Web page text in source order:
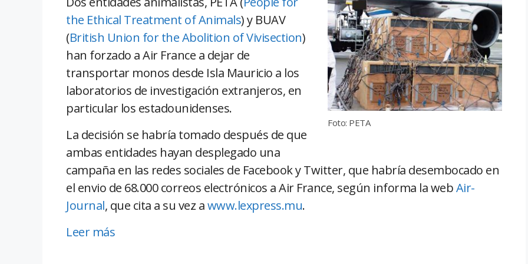
Foto: PETA
the Ethical Treatment of Animals) y BUAV
(British Union for the Abolition of Vivisection)
han forzado a Air France a dejar de
transportar monos desde Isla Mauricio a los
laboratorios de investigación extranjeros, en
particular los estadounidenses.
La decisión se habría tomado después de que
ambas entidades hayan desplegado una
campaña en las redes sociales de Facebook y Twitter, que habría desembocado en
el envio de 68.000 correos electrónicos a Air France, según informa la webAir-
Journal, que cita a su vez awww.lexpress.mu.
Leer más